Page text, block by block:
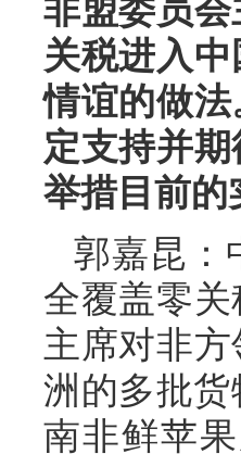
非盟委员
关税进入
情谊的做
定支持并
举措目前的
郭嘉昆：
全覆盖零
主席对非
洲的多批
南非鲜苹